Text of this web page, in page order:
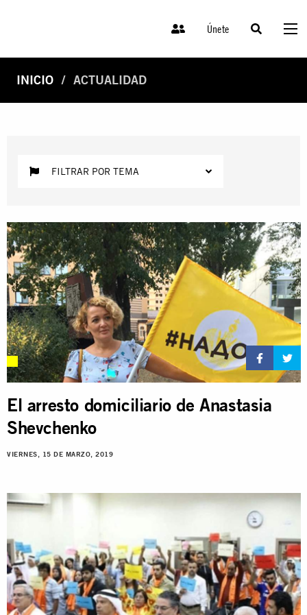
Únete
INICIO ACTUALIDAD
FILTRAR POR TEMA
El arresto domiciliario de Anastasia
Shevchenko
VIERNES, 15 DE MARZO, 2019